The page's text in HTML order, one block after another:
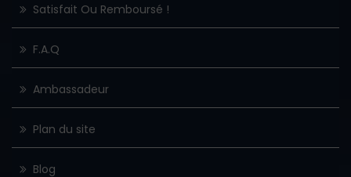
Satisfait Ou Remboursé !
F.A.Q
Ambassadeur
Plan du site
Blog